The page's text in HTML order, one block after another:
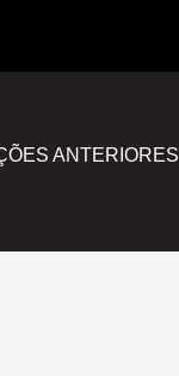
ANTERIORES